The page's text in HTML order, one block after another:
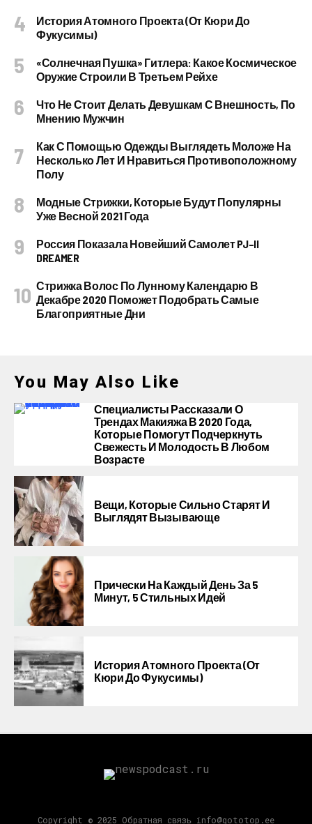
История Атомного Проекта (от Кюри До
Фукусимы)
«Солнечная Пушка» Гитлера: Какое Космическое
Оружие Строили В Третьем Рейхе
Что Не Стоит Делать Девушкам С Внешность, По
Мнению Мужчин
Как С Помощью Одежды Выглядеть Моложе На
Несколько Лет И Нравиться Противоположному
Полу
Модные Стрижки, Которые Будут Популярны
Уже Весной 2021 Года
Россия Показала Новейший Самолет PJ–II
DREAMER
Стрижка Волос По Лунному Календарю В
Декабре 2020 Поможет Подобрать Самые
Благоприятные Дни
You May Also Like
Специалисты Рассказали О
Трендах Макияжа В 2020 Года,
Которые Помогут Подчеркнуть
Свежесть И Молодость В Любом
Возрасте
Вещи, Которые Сильно Старят И
Выглядят Вызывающе
Прически На Каждый День За 5
Минут, 5 Стильных Идей
История Атомного Проекта (от
Кюри До Фукусимы)
Copyright © 2025 Обратная связь info@gototop.ee